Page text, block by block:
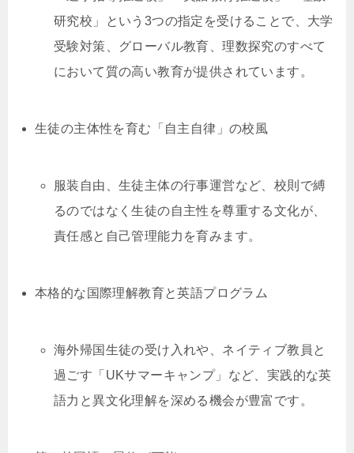
研究校」という3つの指定を受けることで、大学
受験対策、グローバル教育、理数探究のすべて
において質の高い教育が提供されています。
生徒の主体性を育む「自主自律」の校風
服装自由、生徒主体の行事運営など、校則で縛
るのではなく生徒の自主性を尊重する文化が、
責任感と自己管理能力を育みます。
本格的な国際理解教育と英語プログラム
海外帰国生徒の受け入れや、ネイティブ教員と
過ごす「UKサマーキャンプ」など、実践的な英
語力と異文化理解を深める機会が豊富です。